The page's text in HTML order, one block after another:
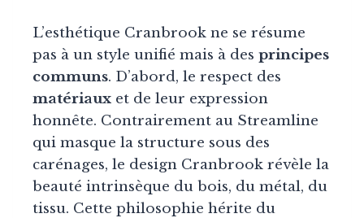
L’esthétique Cranbrook ne se résume
pas à un style unifié mais à des principes
communs. D’abord, le respect des
matériaux et de leur expression
honnête. Contrairement au Streamline
qui masque la structure sous des
carénages, le design Cranbrook révèle la
beauté intrinsèque du bois, du métal, du
tissu. Cette philosophie hérite du